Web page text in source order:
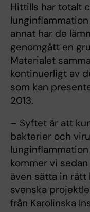
Hittills har totalt
annat har de
genomgått en
Materialet
kontinuerligt av
som kan
2013.
– Syftet är att
bakterier och
kommer vi
även sätta in
svenska
från Karolinska